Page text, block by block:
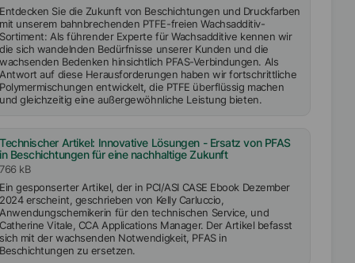
Sie die Zukunft von Beschichtungen und Druckfarben
unserem bahnbrechenden PTFE-freien Wachsadditiv-
Als führender Experte für Wachsadditive kennen wir
sich wandelnden Bedürfnisse unserer Kunden und die
Bedenken hinsichtlich PFAS-Verbindungen. Als
auf diese Herausforderungen haben wir fortschrittliche
entwickelt, die PTFE überflüssig machen
gleichzeitig eine außergewöhnliche Leistung bieten.
Artikel: Innovative Lösungen - Ersatz von PFAS
Beschichtungen für eine nachhaltige Zukunft
kB
gesponserter Artikel, der in PCI/ASI CASE Ebook Dezember
erscheint, geschrieben von Kelly Carluccio,
für den technischen Service, und
Vitale, CCA Applications Manager. Der Artikel befasst
mit der wachsenden Notwendigkeit, PFAS in
zu ersetzen.